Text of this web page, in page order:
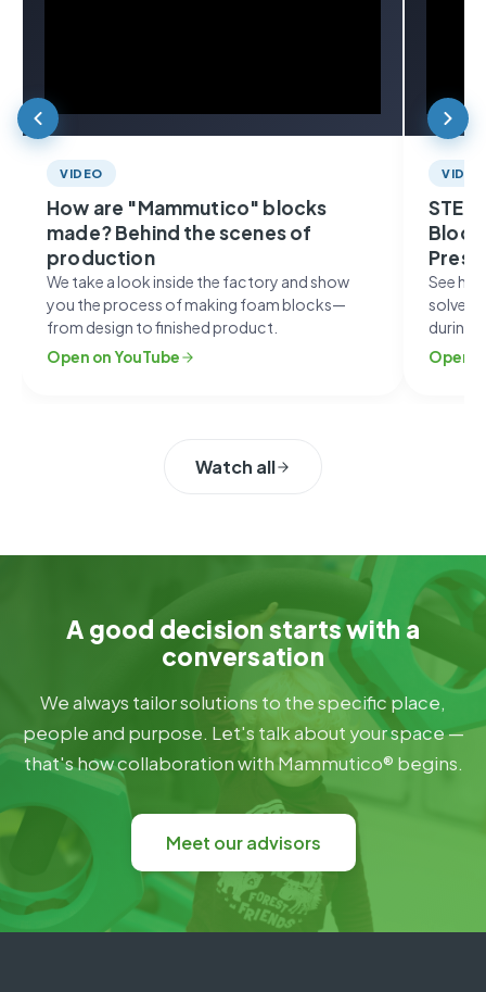
VIDEO
How are "Mammutico" blocks
made? Behind the scenes of
production
We take a look inside the factory and show
you the process of making foam blocks—
from design to finished product.
Open on YouTube
VIDEO
See
solve
during
Open
Watch all
A good decision starts with a
conversation
We always tailor solutions to the specific place,
people and purpose. Let's talk about your space —
that's how collaboration with Mammutico® begins.
Meet our advisors